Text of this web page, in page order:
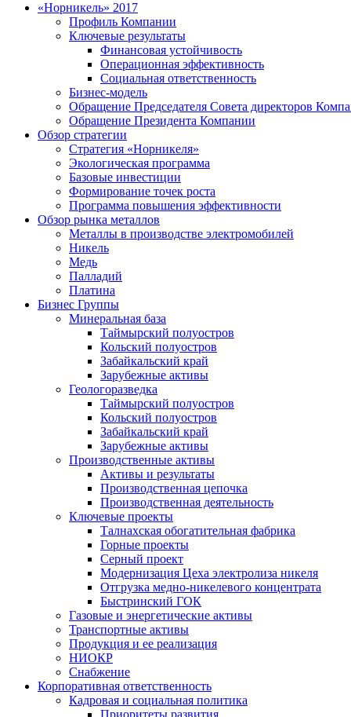
«Норникель» 2017
Профиль Компании
Ключевые результаты
Финансовая устойчивость
Операционная эффективность
Социальная ответственность
Бизнес-модель
Обращение Председателя Совета директоров
Обращение Президента Компании
Обзор стратегии
Стратегия «Норникеля»
Экологическая программа
Базовые инвестиции
Формирование точек роста
Программа повышения эффективности
Обзор рынка металлов
Металлы в производстве электромобилей
Никель
Медь
Палладий
Платина
Бизнес Группы
Минеральная база
Таймырский полуостров
Кольский полуостров
Забайкальский край
Зарубежные активы
Геологоразведка
Таймырский полуостров
Кольский полуостров
Забайкальский край
Зарубежные активы
Производственные активы
Активы и результаты
Производственная цепочка
Производственная деятельность
Ключевые проекты
Талнахская обогатительная фабрика
Горные проекты
Серный проект
Модернизация Цеха электролиза никеля
Отгрузка медно-никелевого концентрата
Быстринский ГОК
Газовые и энергетические активы
Транспортные активы
Продукция и ее реализация
НИОКР
Снабжение
Корпоративная ответственность
Кадровая и социальная политика
Приоритеты развития